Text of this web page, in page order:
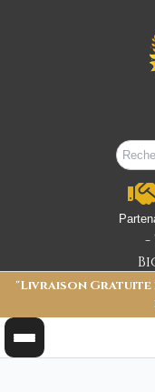
-
"Livraison Gratuite